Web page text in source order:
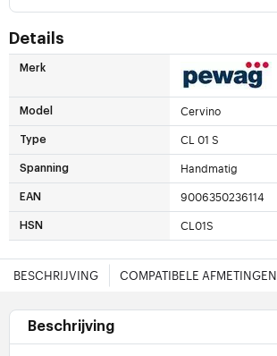
Details
Merk
Model Cervino
Type CL 01 S
Spanning Handmatig
EAN 9006350236114
HSN CL01S
BESCHRIJVING COMPATIBELE AFMETINGEN
Beschrijving